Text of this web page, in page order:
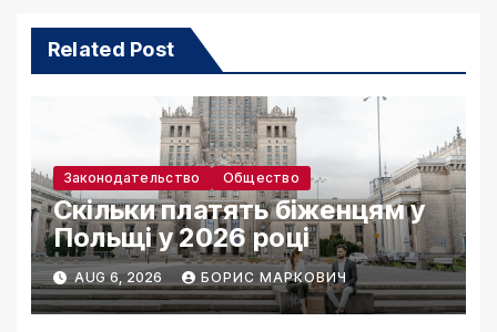
Related Post
Законодательство Общество
Скільки платять біженцям у
Польщі у 2026 році
AUG 6, 2026 БОРИС МАРКОВИЧ